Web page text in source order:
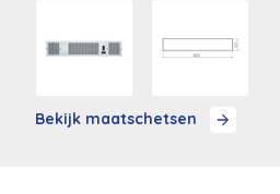
Bekijk maatschetsen